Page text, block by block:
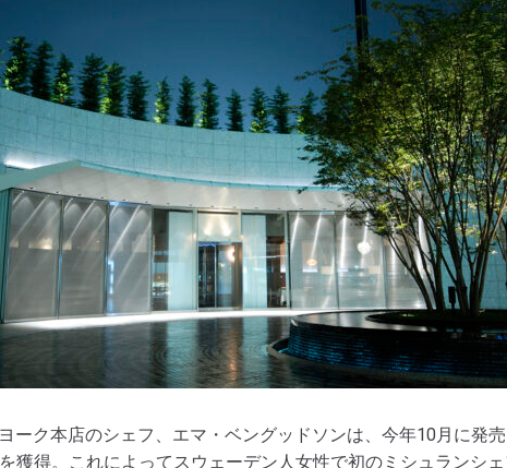
ーク本店のシェフ、エマ・ベングッドソンは、今年10月に発
獲得。これによってスウェーデン人女性で初のミシュランシ